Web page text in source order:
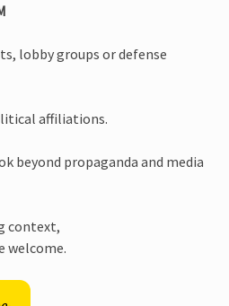
lobby groups or defense
affiliations.
beyond propaganda and media
context,
welcome.